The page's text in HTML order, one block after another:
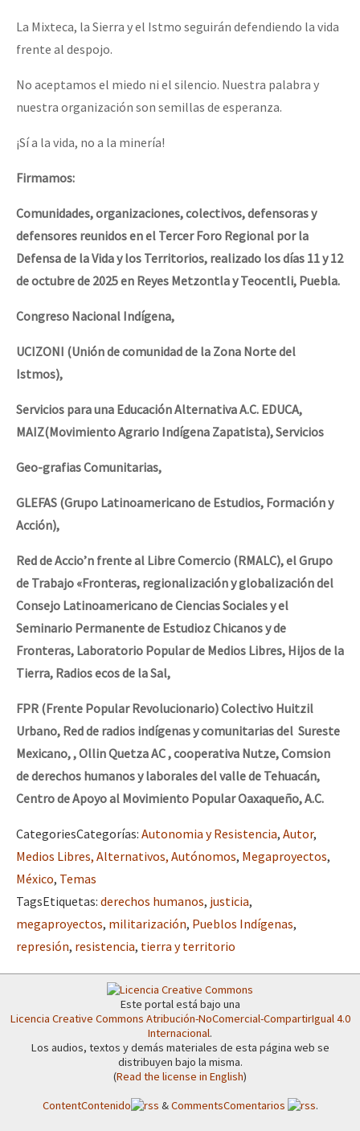
La Mixteca, la Sierra y el Istmo seguirán defendiendo la vida
frente al despojo.
No aceptamos el miedo ni el silencio. Nuestra palabra y
nuestra organización son semillas de esperanza.
¡Sí a la vida, no a la minería!
Firmamos:
Comunidades, organizaciones, colectivos, defensoras y
defensores reunidos en el Tercer Foro Regional por la
Defensa de la Vida y los Territorios, realizado los días 11 y 12
de octubre de 2025 en Reyes Metzontla y Teocentli, Puebla.
Congreso Nacional Indígena,
UCIZONI (Unión de comunidad de la Zona Norte del
Istmos),
Servicios para una Educación Alternativa A.C. EDUCA,
MAIZ(Movimiento Agrario Indígena Zapatista), Servicios
Geo-grafias Comunitarias,
GLEFAS (Grupo Latinoamericano de Estudios, Formación y
Acción),
Red de Accio’n frente al Libre Comercio (RMALC), el Grupo
de Trabajo «Fronteras, regionalización y globalización del
Consejo Latinoamericano de Ciencias Sociales y el
Seminario Permanente de Estudioz Chicanos y de
Fronteras, Laboratorio Popular de Medios Libres, Hijos de la
Tierra, Radios ecos de la Sal,
FPR (Frente Popular Revolucionario) Colectivo Huitzil
Urbano, Red de radios indígenas y comunitarias del Sureste
Mexicano, , Ollin Quetza AC , cooperativa Nutze, Comsion
de derechos humanos y laborales del valle de Tehuacán,
Centro de Apoyo al Movimiento Popular Oaxaqueño, A.C.
CategoriesCategorías: Autonomia y Resistencia, Autor,
Medios Libres, Alternativos, Autónomos, Megaproyectos,
México, Temas
TagsEtiquetas: derechos humanos, justicia,
megaproyectos, militarización, Pueblos Indígenas,
represión, resistencia, tierra y territorio
Este portal está bajo una
Licencia Creative Commons Atribución-NoComercial-CompartirIgual 4.0
Internacional.
Los audios, textos y demás materiales de esta página web se
distribuyen bajo la misma.
(Read the license in English)
ContentContenido &CommentsComentarios .